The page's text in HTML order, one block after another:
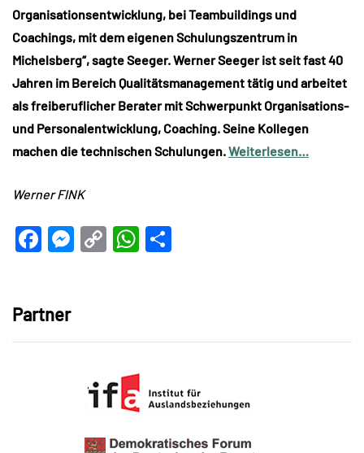
Organisationsentwicklung, bei Teambuildings und
Coachings, mit dem eigenen Schulungszentrum in
Michelsberg“, sagte Seeger. Werner Seeger ist seit fast 40
Jahren im Bereich Qualitätsmanagement tätig und arbeitet
als freiberuflicher Berater mit Schwerpunkt Organisations-
und Personalentwicklung, Coaching. Seine Kollegen
machen die technischen Schulungen.Weiterlesen…
Werner FINK
Facebook
Messenger
CopyWhatsApp
Partner